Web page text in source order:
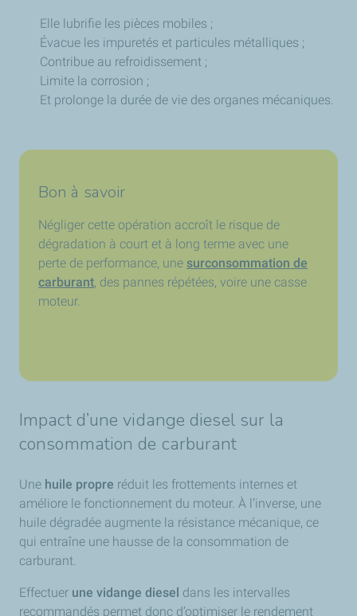
Elle lubrifie les pièces mobiles ;
Évacue les impuretés et particules métalliques ;
Contribue au refroidissement ;
Limite la corrosion ;
Et prolonge la durée de vie des organes mécaniques.
Bon à savoir
Négliger cette opération accroît le risque de
dégradation à court et à long terme avec une
perte de performance, une surconsommation de
carburant, des pannes répétées, voire une casse
moteur.
Impact d’une vidange diesel sur la
consommation de carburant
Une huile propre réduit les frottements internes et
améliore le fonctionnement du moteur. À l’inverse, une
huile dégradée augmente la résistance mécanique, ce
qui entraîne une hausse de la consommation de
carburant.
Effectuer une vidange diesel dans les intervalles
recommandés permet donc d’optimiser le rendement